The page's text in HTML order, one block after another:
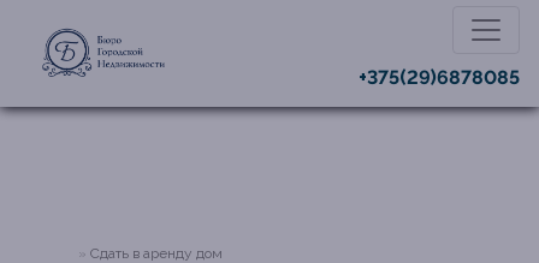
+375(29)6878085
Сдать в аренду дом